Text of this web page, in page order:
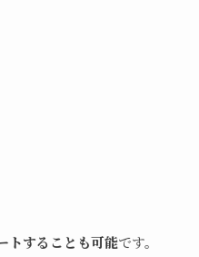
トすることも可能です。